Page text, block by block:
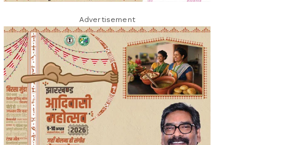
Advertisement